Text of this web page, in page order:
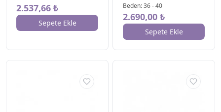
2.537,66 ₺
Sepete Ekle
Beden:36-40
2.690,00 ₺
Sepete Ekle